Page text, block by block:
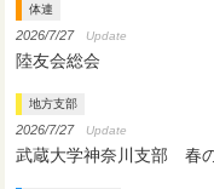
体連
2026/7/27 Update
陸友会総会
地方支部
2026/7/27 Update
武蔵大学神奈川支部 春